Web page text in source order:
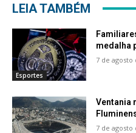
LEIA TAMBÉM
Esportes
medalha
7 de agosto
Ventania
7 de agosto